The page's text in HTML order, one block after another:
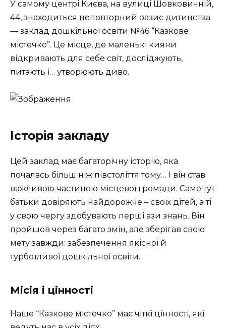
У самому центрі Києва, на вулиці Шовковичній,
44, знаходиться неповторний оазис дитинства
— заклад дошкільної освіти №46 “Казкове
містечко”. Це місце, де маленькі кияни
відкривають для себе світ, досліджують,
питають і… утворюють диво.
Історія закладу
Цей заклад має багаторічну історію, яка
почалась більш ніж півстоліття тому… І він став
важливою частиною місцевої громади. Саме тут
батьки довіряють найдорожче – своїх дітей, а ті
у свою чергу здобувають перші ази знань. Він
пройшов через багато змін, але зберігав свою
мету завжди: забезпечення якісної й
турботливої дошкільної освіти.
Місія і цінності
Наше “Казкове містечко” має чіткі цінності, які